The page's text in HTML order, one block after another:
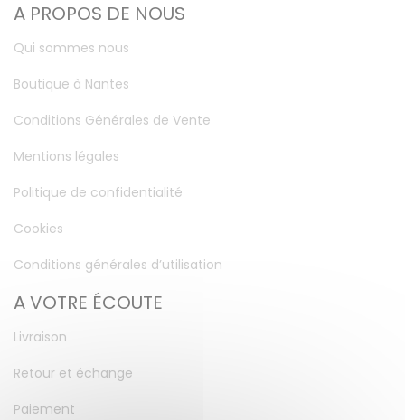
A PROPOS DE NOUS
Qui sommes nous
Boutique à Nantes
Conditions Générales de Vente
Mentions légales
Politique de confidentialité
Cookies
Conditions générales d’utilisation
A VOTRE ÉCOUTE
Livraison
Retour et échange
Paiement